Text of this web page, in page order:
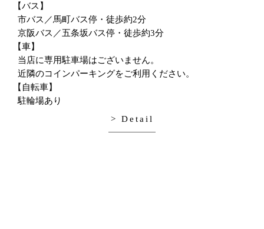
【バス】
市バス／馬町バス停・徒歩約2分
京阪バス／五条坂バス停・徒歩約3分
【車】
当店に専用駐車場はございません。
近隣のコインパーキングをご利用ください。
【自転車】
駐輪場あり
> Detail